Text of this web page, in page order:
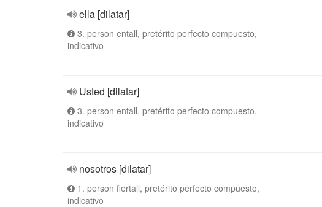
ella [dilatar]
3. person entall, pretérito perfecto compuesto,
indicativo
Usted [dilatar]
3. person entall, pretérito perfecto compuesto,
indicativo
nosotros [dilatar]
1. person flertall, pretérito perfecto compuesto,
indicativo